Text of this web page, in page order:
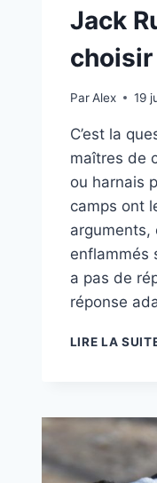
Jack
Par Alex 19
C’est la
maîtres de
ou harnais
camps ont
arguments,
enflammés
a pas de
réponse
LIRE LA